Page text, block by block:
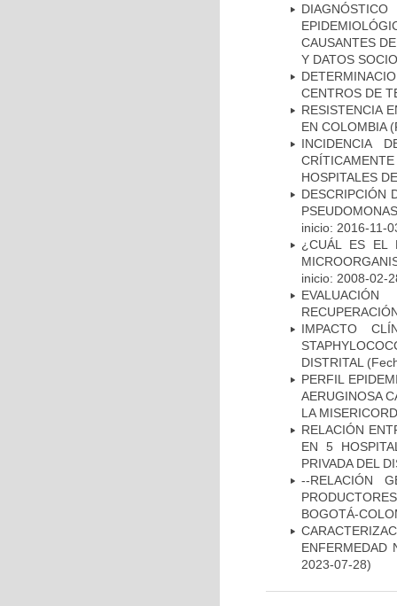
CAUSANTES
Y DATOS
CENTROS DE
RESISTENCIA
EN COLOMBIA
INCIDENCIA
HOSPITALES
DESCRIPCIÓN
inicio: 2016-11-
¿CUÁL ES EL
inicio: 2008-02-
IMPACTO
DISTRITAL
PERFIL
AERUGINOSA
LA
RELACIÓN
EN 5
PRIVADA DEL
--RELACIÓN
BOGOTÁ-
ENFERMEDAD
2023-07-28)